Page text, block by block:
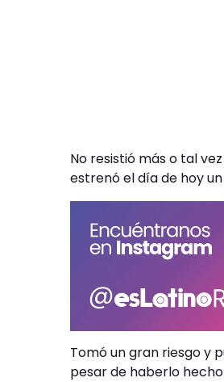
No resistió más o tal
estrenó el día de hoy
Tomó un gran riesgo y
pesar de haberlo